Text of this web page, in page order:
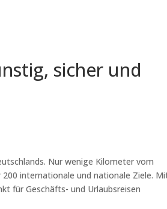
sicher und
Nur wenige Kilometer vom
internationale und nationale Ziele.
für Geschäfts- und Urlaubsreisen